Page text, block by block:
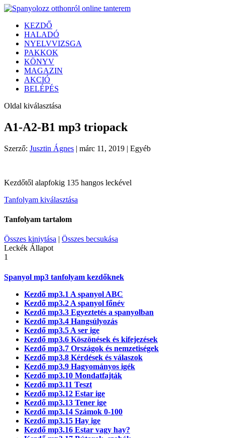
KEZDŐ
HALADÓ
NYELVVIZSGA
PAKKOK
KÖNYV
MAGAZIN
AKCIÓ
BELÉPÉS
Oldal kiválasztása
A1-A2-B1 mp3 triopack
Szerző: Jusztin Ágnes | márc 11, 2019 | Egyéb
Kezdőtől alapfokig 135 hangos leckével
Tanfolyam kiválasztása
Tanfolyam tartalom
Összes kiniytása | Összes becsukása
Leckék Állapot
1
Spanyol mp3 tanfolyam kezdőknek
Kezdő mp3.1 A spanyol ABC
Kezdő mp3.2 A spanyol főnév
Kezdő mp3.3 Egyeztetés a spanyolban
Kezdő mp3.4 Hangsúlyozás
Kezdő mp3.5 A ser ige
Kezdő mp3.6 Köszönések és kifejezések
Kezdő mp3.7 Országok és nemzetiségek
Kezdő mp3.8 Kérdések és válaszok
Kezdő mp3.9 Hagyományos igék
Kezdő mp3.10 Mondatfajták
Kezdő mp3.11 Teszt
Kezdő mp3.12 Estar ige
Kezdő mp3.13 Tener ige
Kezdő mp3.14 Számok 0-100
Kezdő mp3.15 Hay ige
Kezdő mp3.16 Estar vagy hay?